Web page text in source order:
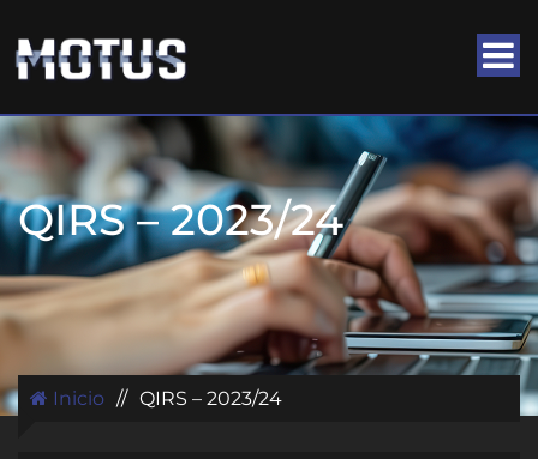
QIRS – 2023/24
Inicio // QIRS – 2023/24